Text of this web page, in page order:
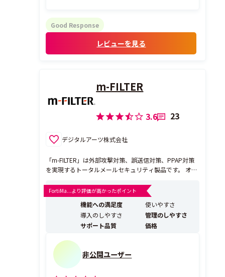
Good Response
レビューを見る
m-FILTER
3.6 23
デジタルアーツ株式会社
「m-FILTER」は外部攻撃対策、誤送信対策、PPAP対策
を実現するトータルメールセキュリティ製品です。 オン
ILTER@Cloud」がございます。（以下「m-FILTER」）
「m-FLITER」のDB（データベース）は安全な送信元の
FortiMa...より評価が高かったポイント
機能への満足度
使いやすさ
導入のしやすさ
管理のしやすさ
サポート品質
価格
非公開ユーザー